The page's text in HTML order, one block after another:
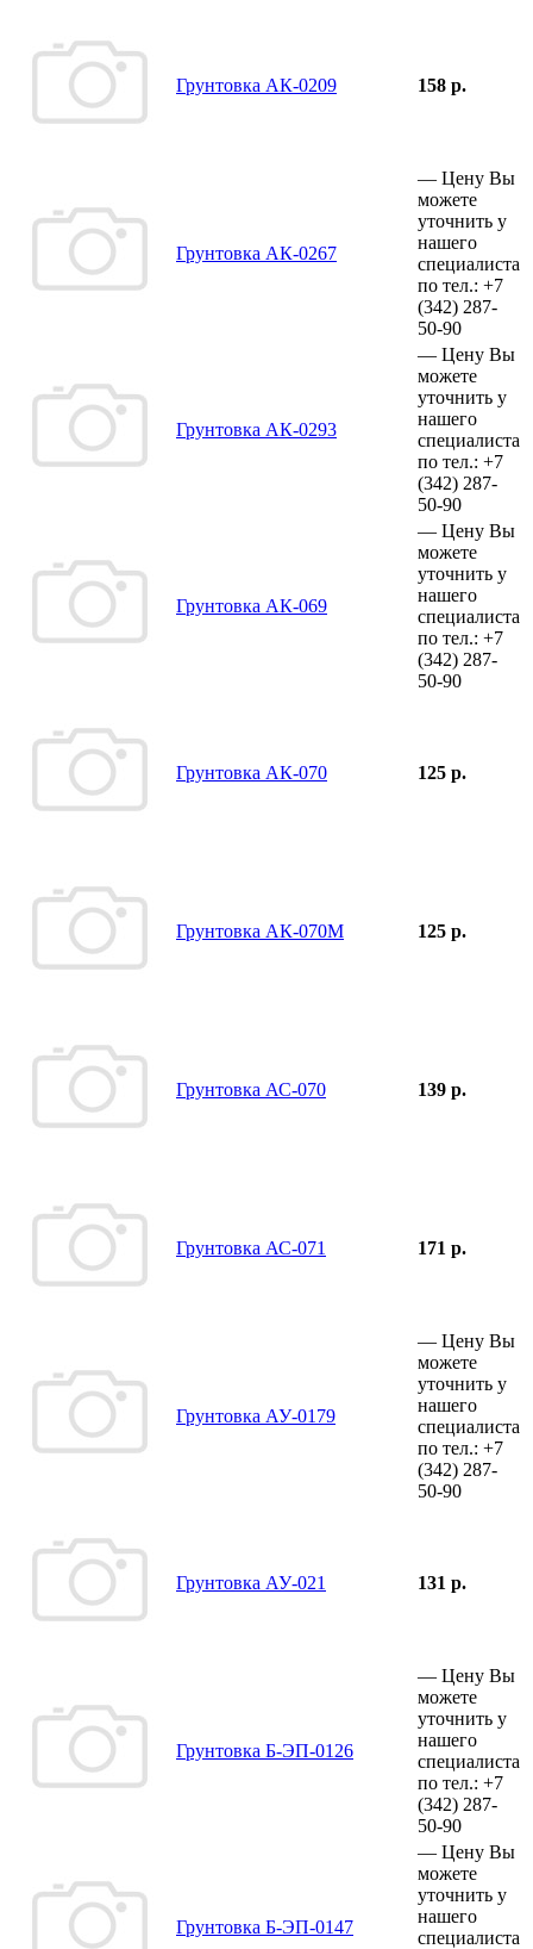
Грунтовка АК-0209 158 р.
Грунтовка АК-0267
— Цену Вы
можете
уточнить у
нашего
специалиста
по тел.: +7
(342) 287-
50-90
Грунтовка АК-0293
— Цену Вы
можете
уточнить у
нашего
специалиста
по тел.: +7
(342) 287-
50-90
Грунтовка АК-069
— Цену Вы
можете
уточнить у
нашего
специалиста
по тел.: +7
(342) 287-
50-90
Грунтовка АК-070 125 р.
Грунтовка АК-070М 125 р.
Грунтовка АС-070 139 р.
Грунтовка АС-071 171 р.
Грунтовка АУ-0179
— Цену Вы
можете
уточнить у
нашего
специалиста
по тел.: +7
(342) 287-
50-90
Грунтовка АУ-021 131 р.
Грунтовка Б-ЭП-0126
— Цену Вы
можете
уточнить у
нашего
специалиста
по тел.: +7
(342) 287-
50-90
Грунтовка Б-ЭП-0147
— Цену Вы
можете
уточнить у
нашего
специалиста